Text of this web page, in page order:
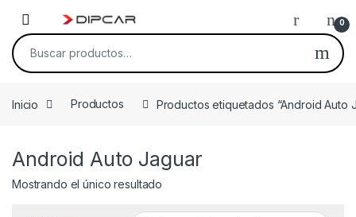
0
Buscar por:
Inicio Productos Productos etiquetados “Android Auto
Android Auto Jaguar
Mostrando el único resultado